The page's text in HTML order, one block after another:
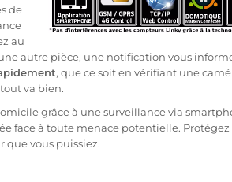
de
au
autre pièce, une notification vous
, que ce soit en vérifiant une
va bien.
grâce à unesurveillancevia
face à toute menace potentielle.
que vous puissiez.